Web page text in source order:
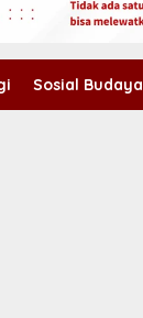
Sosial Budaya